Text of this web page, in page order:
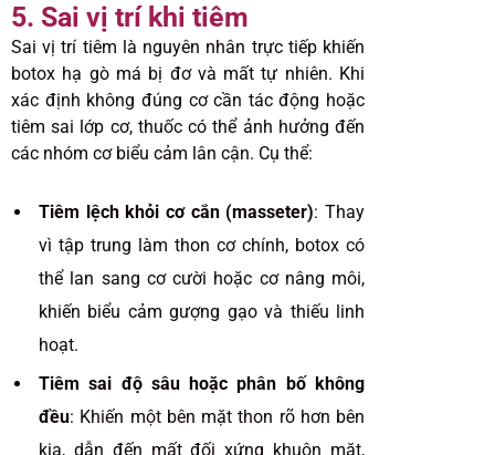
5. Sai vị trí khi tiêm
Sai vị trí tiêm là nguyên nhân trực tiếp khiến
botox hạ gò má bị đơ và mất tự nhiên. Khi
xác định không đúng cơ cần tác động hoặc
tiêm sai lớp cơ, thuốc có thể ảnh hưởng đến
các nhóm cơ biểu cảm lân cận. Cụ thể:
Tiêm lệch khỏi cơ cắn (masseter): Thay
vì tập trung làm thon cơ chính, botox có
thể lan sang cơ cười hoặc cơ nâng môi,
khiến biểu cảm gượng gạo và thiếu linh
hoạt.
Tiêm sai độ sâu hoặc phân bố không
đều: Khiến một bên mặt thon rõ hơn bên
kia, dẫn đến mất đối xứng khuôn mặt,